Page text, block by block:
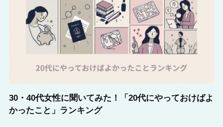
30・40代女性に聞いてみた！「20代にやっておけばよ
かったこと」ランキング